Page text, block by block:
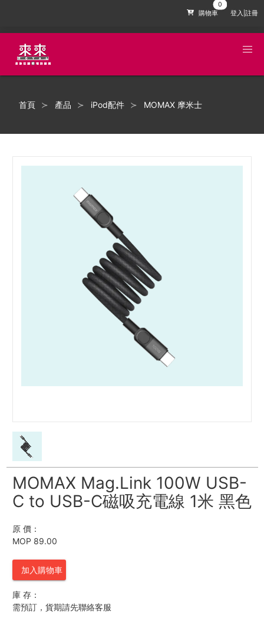
購物車 登入|註冊
首頁 產品 iPod配件 MOMAX 摩米士
MOMAX Mag.Link 100W USB-
C to USB-C磁吸充電線 1米 黑色
原 價：
MOP 89.00
加入購物車
庫 存：
需預訂，貨期請先聯絡客服